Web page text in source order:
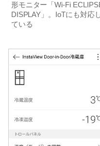
形モニター「Wi-Fi
DISPLAY」。IoTにも対応
ている